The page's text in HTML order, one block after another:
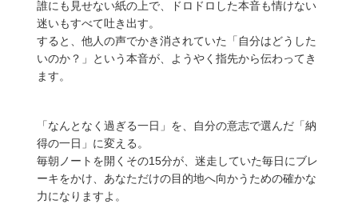
誰にも見せない紙の上で、ドロドロした本音も情けない
迷いもすべて吐き出す。
すると、他人の声でかき消されていた「自分はどうした
いのか？」という本音が、ようやく指先から伝わってき
ます。
「なんとなく過ぎる一日」を、自分の意志で選んだ「納
得の一日」に変える。
毎朝ノートを開くその15分が、迷走していた毎日にブレ
ーキをかけ、あなただけの目的地へ向かうための確かな
力になりますよ。